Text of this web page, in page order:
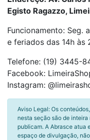
Egisto Ragazzo,
Funcionamento: Seg.
e feriados das 14h às
Telefone: (19) 3445-
Facebook:
Instagram:
Aviso Legal: Os
nesta seção são de
publicam. A Abrasce atua
espaço de divulgação,